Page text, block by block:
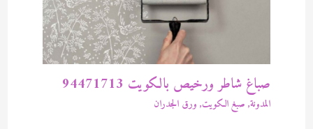
صباغ شاطر ورخيص بالكويت 94471713
المدونة, صبغ الكويت, ورق الجدران